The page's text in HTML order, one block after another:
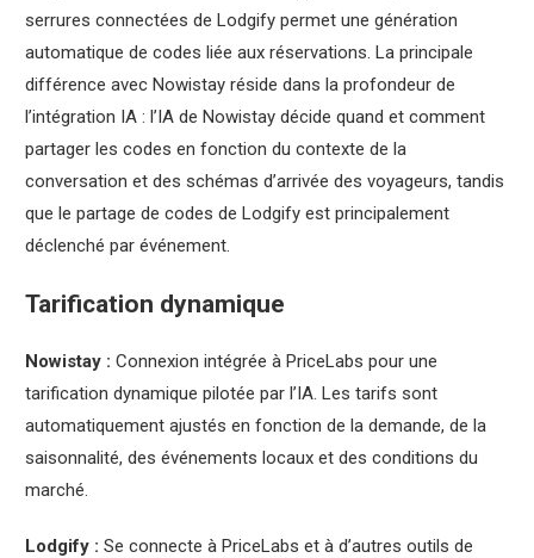
serrures connectées de Lodgify permet une génération
automatique de codes liée aux réservations. La principale
différence avec Nowistay réside dans la profondeur de
l’intégration IA : l’IA de Nowistay décide quand et comment
partager les codes en fonction du contexte de la
conversation et des schémas d’arrivée des voyageurs, tandis
que le partage de codes de Lodgify est principalement
déclenché par événement.
Tarification dynamique
Nowistay : Connexion intégrée à PriceLabs pour une
tarification dynamique pilotée par l’IA. Les tarifs sont
automatiquement ajustés en fonction de la demande, de la
saisonnalité, des événements locaux et des conditions du
marché.
Lodgify : Se connecte à PriceLabs et à d’autres outils de